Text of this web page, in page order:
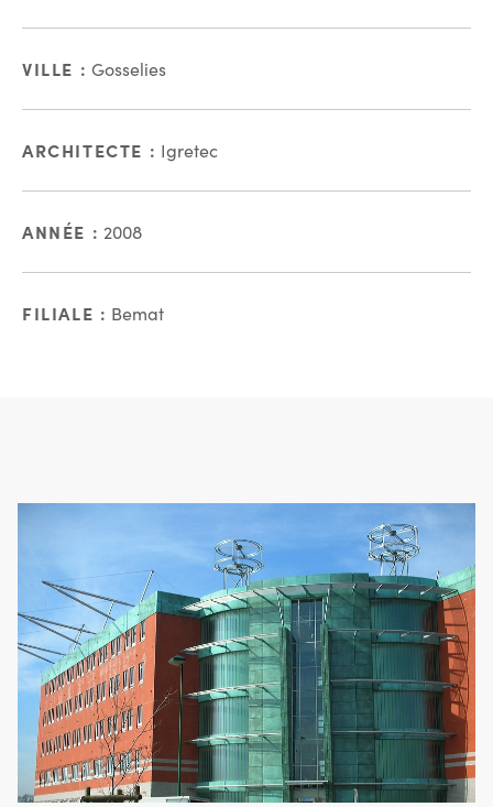
VILLE : Gosselies
ARCHITECTE : Igretec
ANNÉE : 2008
FILIALE : Bemat